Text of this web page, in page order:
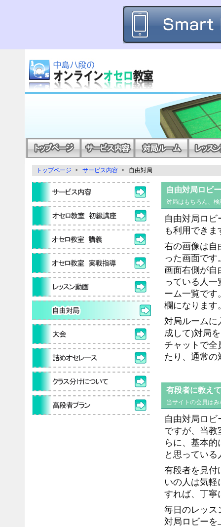
トップページ サービス内容 自由対局
自由対局ロビー
対局はもちろん、
自由対局ロビ
も利用できま
右の画像は自
った画面です
画面右側が自
っている人一
ーム一覧です
欄になります
対局ルームに
成して)対局
チャットで全
たり、通常の
有段者に教え
当サイトの会員は
自由対局ロ
ですが、当教
らに、基本
と思ってい
有段者を見付
いの人は気軽
すれば、丁寧
毎日のレッス
対局ロビーを